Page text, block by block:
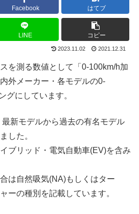
Facebook はてブ
LINE コピー
2023.11.02 2021.12.31
を測る数値として「0-100km/h加
外メーカー・各モデルの0-
グにしています。
新モデルから過去の有名モデル
した。
ブリッド・電気自動車(EV)を含み
は自然吸気(NA)もしくはター
ーの種別を記載しています。